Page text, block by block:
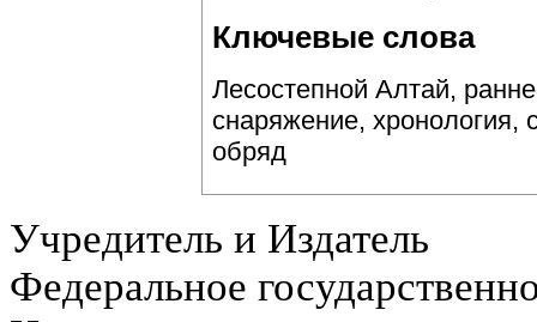
Ключевые слова
Лесостепной Алтай,
снаряжение, хронология,
обряд
Учредитель и Издатель
Федеральное